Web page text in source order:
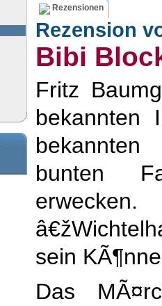
Rezensionen
Rezension
Bibi
Fritz
bekannten
bekannten
bunten
sein
Das